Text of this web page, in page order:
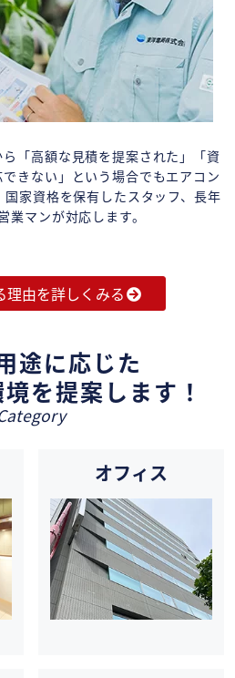
「高額な見積を提案された」「資
きない」という場合でもエアコン
家資格を保有したスタッフ、長年
業マンが対応します。
理由を詳しくみる
途に応じた
を提案します！
オフィス